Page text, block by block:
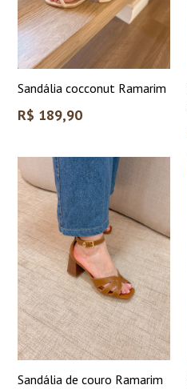
Sandália cocconut Ramarim
Preço
R$ 189,90
Sandália de couro Ramarim